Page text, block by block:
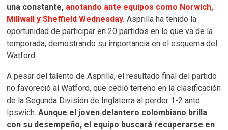
una constante, anotando ante equipos como Norwich,
Millwall y Sheffield Wednesday. Asprilla ha tenido la
oportunidad de participar en 20 partidos en lo que va de la
temporada, demostrando su importancia en el esquema del
Watford.
A pesar del talento de Asprilla, el resultado final del partido
no favoreció al Watford, que cedió terreno en la clasificación
de la Segunda División de Inglaterra al perder 1-2 ante
Ipswich.Aunque el joven delantero colombiano brilla
con su desempeño, el equipo buscará recuperarse en